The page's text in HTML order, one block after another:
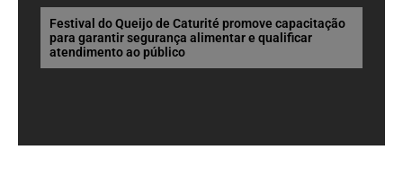
Festival do Queijo de Caturité promove capacitação
para garantir segurança alimentar e qualificar
atendimento ao público